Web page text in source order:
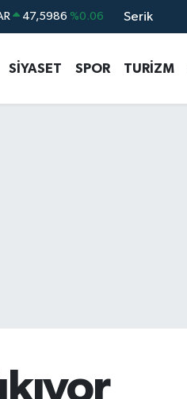
47,5986 %0.06
64,2438 %0.21
6513.94 %0.32
Serik
SİYASET SPOR TURİZM